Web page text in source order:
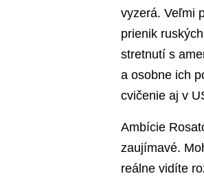
vyzerá. Veľmi
prienik
stretnutí s
a osobne ich
cvičenie aj v
Ambície
zaujímavé.
reálne vidíte